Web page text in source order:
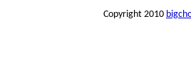
Copyright 2010